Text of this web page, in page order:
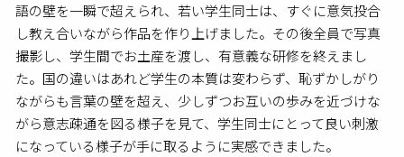
語の壁を一瞬で超えられ、若い学生同士は、すぐに意気投合
し教え合いながら作品を作り上げました。その後全員で写真
撮影し、学生間でお土産を渡し、有意義な研修を終えまし
た。国の違いはあれど学生の本質は変わらず、恥ずかしがり
ながらも言葉の壁を超え、少しずつお互いの歩みを近づけな
がら意志疎通を図る様子を見て、学生同士にとって良い刺激
になっている様子が手に取るように実感できました。